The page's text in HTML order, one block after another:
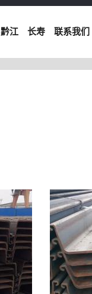
黔江 长寿 联系我们